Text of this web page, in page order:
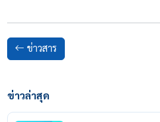
ข่าวสาร
ข่าวล่าสุด